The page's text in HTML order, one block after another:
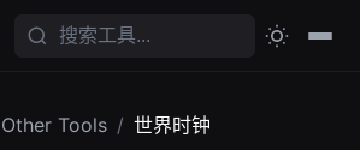
Other Tools / 世界时钟